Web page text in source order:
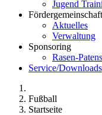
Jugend
Fördergemeinschaft
Aktuelles
Verwaltung
Sponsoring
Rasen-
Service/Downloads
Fußball
Startseite